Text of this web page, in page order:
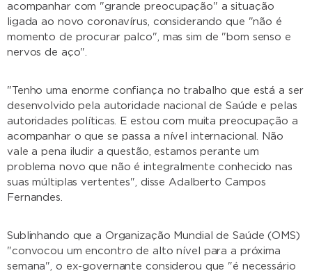
acompanhar com "grande preocupação" a situação
ligada ao novo coronavírus, considerando que "não é
momento de procurar palco", mas sim de "bom senso e
nervos de aço".
"Tenho uma enorme confiança no trabalho que está a ser
desenvolvido pela autoridade nacional de Saúde e pelas
autoridades políticas. E estou com muita preocupação a
acompanhar o que se passa a nível internacional. Não
vale a pena iludir a questão, estamos perante um
problema novo que não é integralmente conhecido nas
suas múltiplas vertentes", disse Adalberto Campos
Fernandes.
Sublinhando que a Organização Mundial de Saúde (OMS)
"convocou um encontro de alto nível para a próxima
semana", o ex-governante considerou que "é necessário